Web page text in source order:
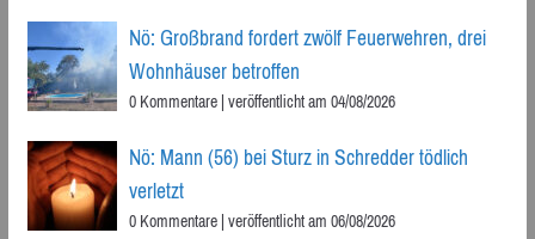
Nö: Großbrand fordert zwölf Feuerwehren, drei
Wohnhäuser betroffen
0 Kommentare|veröffentlicht am 04/08/2026
Nö: Mann (56) bei Sturz in Schredder tödlich
verletzt
0 Kommentare|veröffentlicht am 06/08/2026